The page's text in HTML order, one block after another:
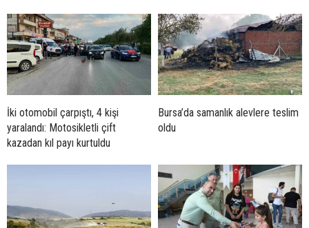
İki otomobil çarpıştı, 4 kişi
yaralandı: Motosikletli çift
kazadan kıl payı kurtuldu
Bursa’da samanlık alevlere teslim
oldu